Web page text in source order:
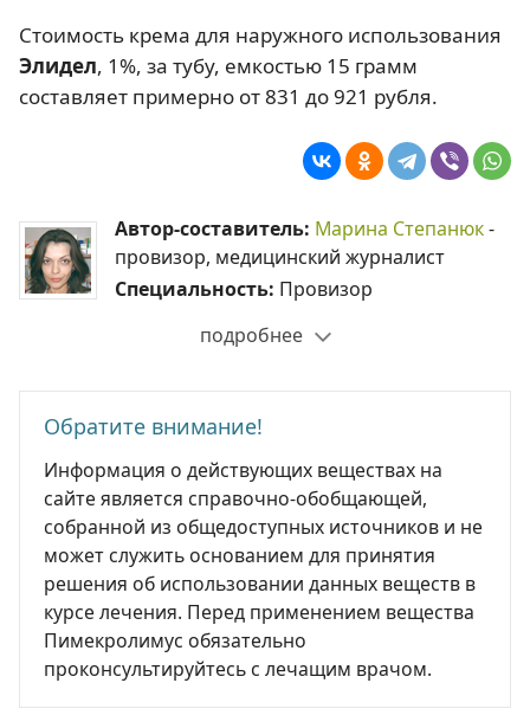
Стоимость крема для наружного использования
Элидел, 1%, за тубу, емкостью 15 грамм
составляет примерно от 831 до 921 рубля.
Автор-составитель: Марина Степанюк-
провизор, медицинский журналист
Специальность: Провизор
подробнее
Обратите внимание!
Информация о действующих веществах на
сайте является справочно-обобщающей,
собранной из общедоступных источников и не
может служить основанием для принятия
решения об использовании данных веществ в
курсе лечения. Перед применением вещества
Пимекролимус обязательно
проконсультируйтесь с лечащим врачом.